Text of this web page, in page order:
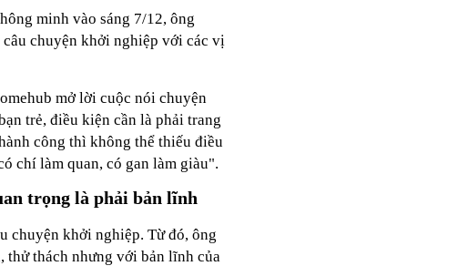
liệu cá nhân
chức từ 1/7/2026
bắt tạm giam Nguyễn
minh vào sáng 7/12, ông
chuyện khởi nghiệp với các vị
mở lời cuộc nói chuyện
trẻ, điều kiện cần là phải trang
công thì không thể thiếu điều
chí làm quan, có gan làm giàu".
trọng là phải bản lĩnh
chuyện khởi nghiệp. Từ đó, ông
thử thách nhưng với bản lĩnh của